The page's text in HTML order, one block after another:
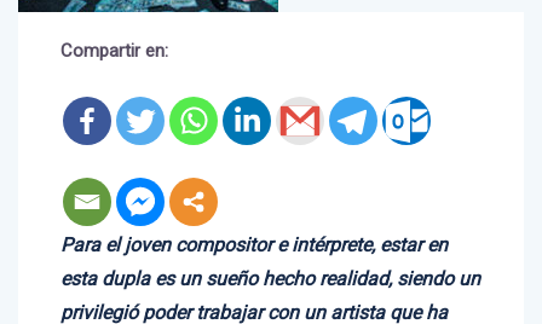
Para el joven compositor e intérprete, estar en
esta dupla es un sueño hecho realidad, siendo un